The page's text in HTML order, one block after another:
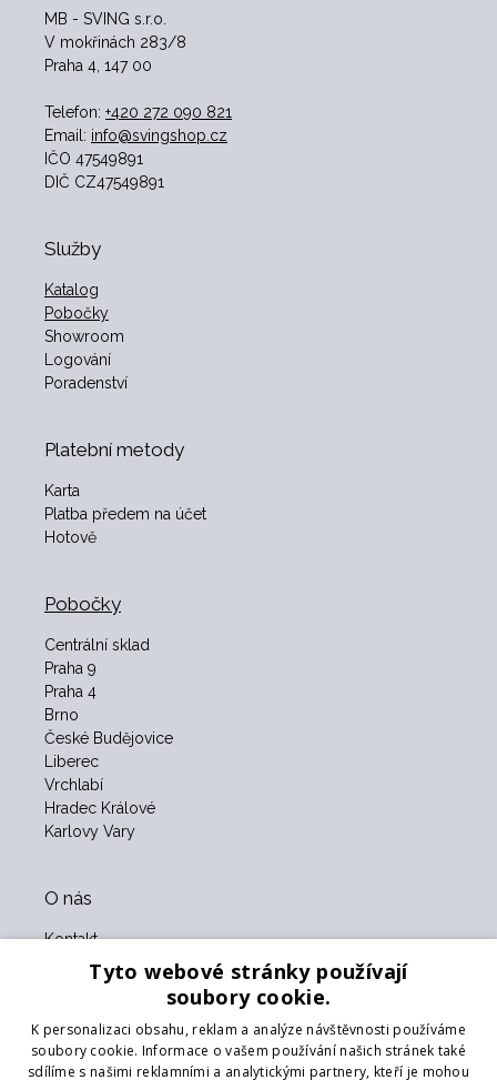
MB - SVING s.r.o.
V mokřinách 283/8
Praha 4, 147 00
Telefon: +420 272 090 821
Email: info@svingshop.cz
IČO 47549891
DIČ CZ47549891
Služby
Katalog
Pobočky
Showroom
Logování
Poradenství
Platební metody
Karta
Platba předem na účet
Hotově
Pobočky
Centrální sklad
Praha 9
Praha 4
Brno
České Budějovice
Liberec
Vrchlabí
Hradec Králové
Karlovy Vary
O nás
Kontakt
Obchodní podmínky
Naši partneři
Tyto webové stránky používají
soubory cookie.
K personalizaci obsahu, reklam a analýze návštěvnosti používáme
soubory cookie. Informace o vašem používání našich stránek také
sdílíme s našimi reklamními a analytickými partnery, kteří je mohou